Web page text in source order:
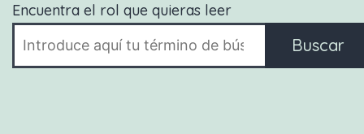
Encuentra el rol que quieras leer
Buscar